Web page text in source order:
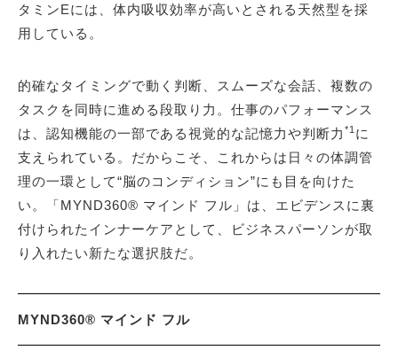
タミンEには、体内吸収効率が高いとされる天然型を採
用している。
的確なタイミングで動く判断、スムーズな会話、複数の
タスクを同時に進める段取り力。仕事のパフォーマンス
は、認知機能の一部である視覚的な記憶力や判断力 *1 に
支えられている。だからこそ、これからは日々の体調管
理の一環として“脳のコンディション”にも目を向けた
い。「MYND360® マインド フル」は、エビデンスに裏
付けられたインナーケアとして、ビジネスパーソンが取
り入れたい新たな選択肢だ。
MYND360® マインド フル